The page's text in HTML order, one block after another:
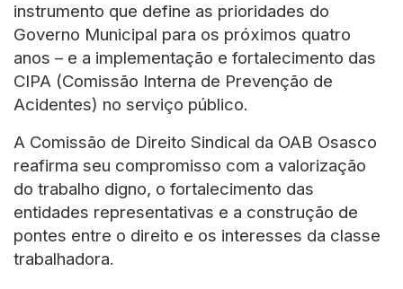
instrumento que define as prioridades do
Governo Municipal para os próximos quatro
anos – e a implementação e fortalecimento das
CIPA (Comissão Interna de Prevenção de
Acidentes) no serviço público.
A Comissão de Direito Sindical da OAB Osasco
reafirma seu compromisso com a valorização
do trabalho digno, o fortalecimento das
entidades representativas e a construção de
pontes entre o direito e os interesses da classe
trabalhadora.